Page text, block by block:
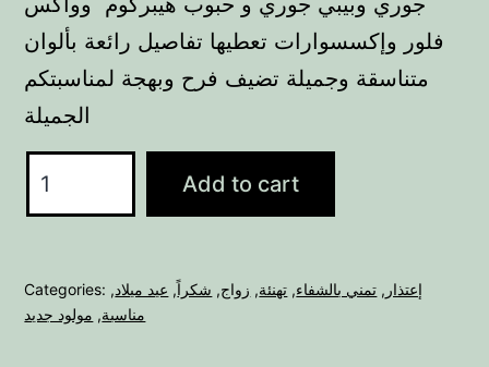
فلور وإكسسوارات تعطيها تفاصيل رائعة بألوان
متناسقة وجميلة تضيف فرح وبهجة لمناسبتكم
الجميلة
quantity
Add to cart
Categories: إعتذار , تمني بالشفاء, تهنئة, زواج, شكراً, عيد ميلاد,
مناسبة, مولود جديد